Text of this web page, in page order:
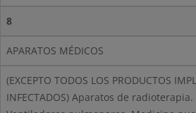
8
APARATOS MÉDICOS
(EXCEPTO TODOS LOS PRODUCTOS
INFECTADOS) Aparatos de